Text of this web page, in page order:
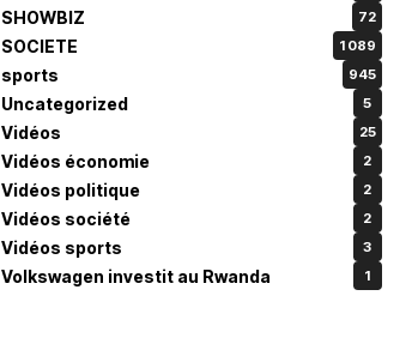
SHOWBIZ 72
SOCIETE 1 089
sports 945
Uncategorized 5
Vidéos 25
Vidéos économie 2
Vidéos politique 2
Vidéos société 2
Vidéos sports 3
Volkswagen investit au Rwanda 1